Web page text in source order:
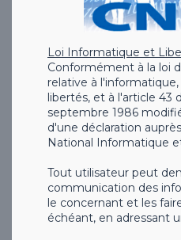
Loi Informatique et
Conformément à la loi
relative à
libertés, et à l'article 43
septembre 1986
d'une déclaration
National Informatique
Tout utilisateur peut
communication des
le concernant et les
échéant, en adressant